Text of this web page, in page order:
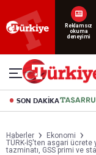
Reklamsız
okuma
deneyimi
SON DAKİKA
Haberler
Ekonomi
TÜRK-İŞ'ten asgari ücrete
tazminatı, GSS primi ve